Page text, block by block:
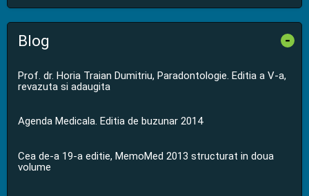
Blog -
Prof. dr. Horia Traian Dumitriu, Paradontologie. Editia a V-a,
revazuta si adaugita
Agenda Medicala. Editia de buzunar 2014
Cea de-a 19-a editie, MemoMed 2013 structurat in doua
volume